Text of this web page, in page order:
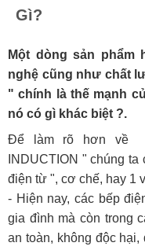
Gì?
Một dòng sản phẩm
nghệ cũng như chất
" chính là thế mạnh
nó có gì khác biệt ?.
Để làm rõ hơn về "
INDUCTION " chúng
điện từ ", cơ chế, hay 1
- Hiện nay, các bếp
gia đình mà còn trong
an toàn, không độc